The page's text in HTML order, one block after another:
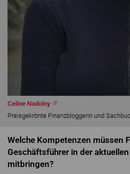
Celine Nadolny
Preisgekrönte Finanzbloggerin und
Welche Kompetenzen müssen
Geschäftsführer in der
mitbringen?